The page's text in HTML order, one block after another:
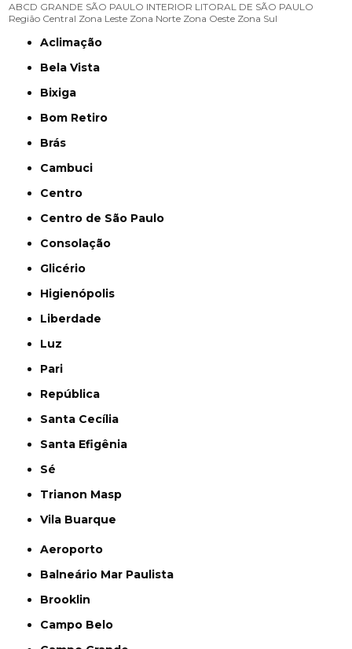
ABCD GRANDE SÃO PAULO INTERIOR LITORAL DE SÃO PAULO
Região Central Zona Leste Zona Norte Zona Oeste Zona Sul
Aclimação
Bela Vista
Bixiga
Bom Retiro
Brás
Cambuci
Centro
Centro de São Paulo
Consolação
Glicério
Higienópolis
Liberdade
Luz
Pari
República
Santa Cecília
Santa Efigênia
Sé
Trianon Masp
Vila Buarque
Aeroporto
Balneário Mar Paulista
Brooklin
Campo Belo